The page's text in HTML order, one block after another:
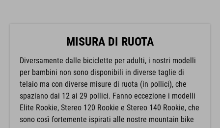
MISURA DI RUOTA
Diversamente dalle biciclette per adulti, i nostri modelli
per bambini non sono disponibili in diverse taglie di
telaio ma con diverse misure di ruota (in pollici), che
spaziano dai 12 ai 29 pollici. Fanno eccezione i modelli
Elite Rookie, Stereo 120 Rookie e Stereo 140 Rookie, che
sono così fortemente ispirati alle nostre mountain bike